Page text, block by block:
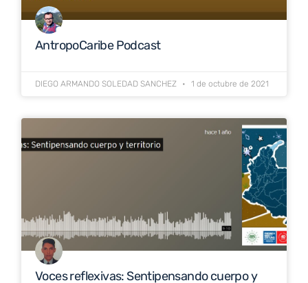
AntropoCaribe Podcast
DIEGO ARMANDO SOLEDAD SANCHEZ 1 de octubre de 2021
Voces reflexivas: Sentipensando cuerpo y